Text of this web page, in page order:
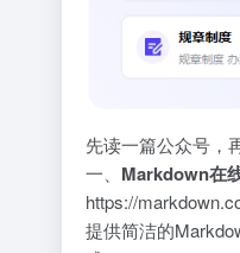
先读一篇公众号，
一、 Markdown在
https://
提供简洁的